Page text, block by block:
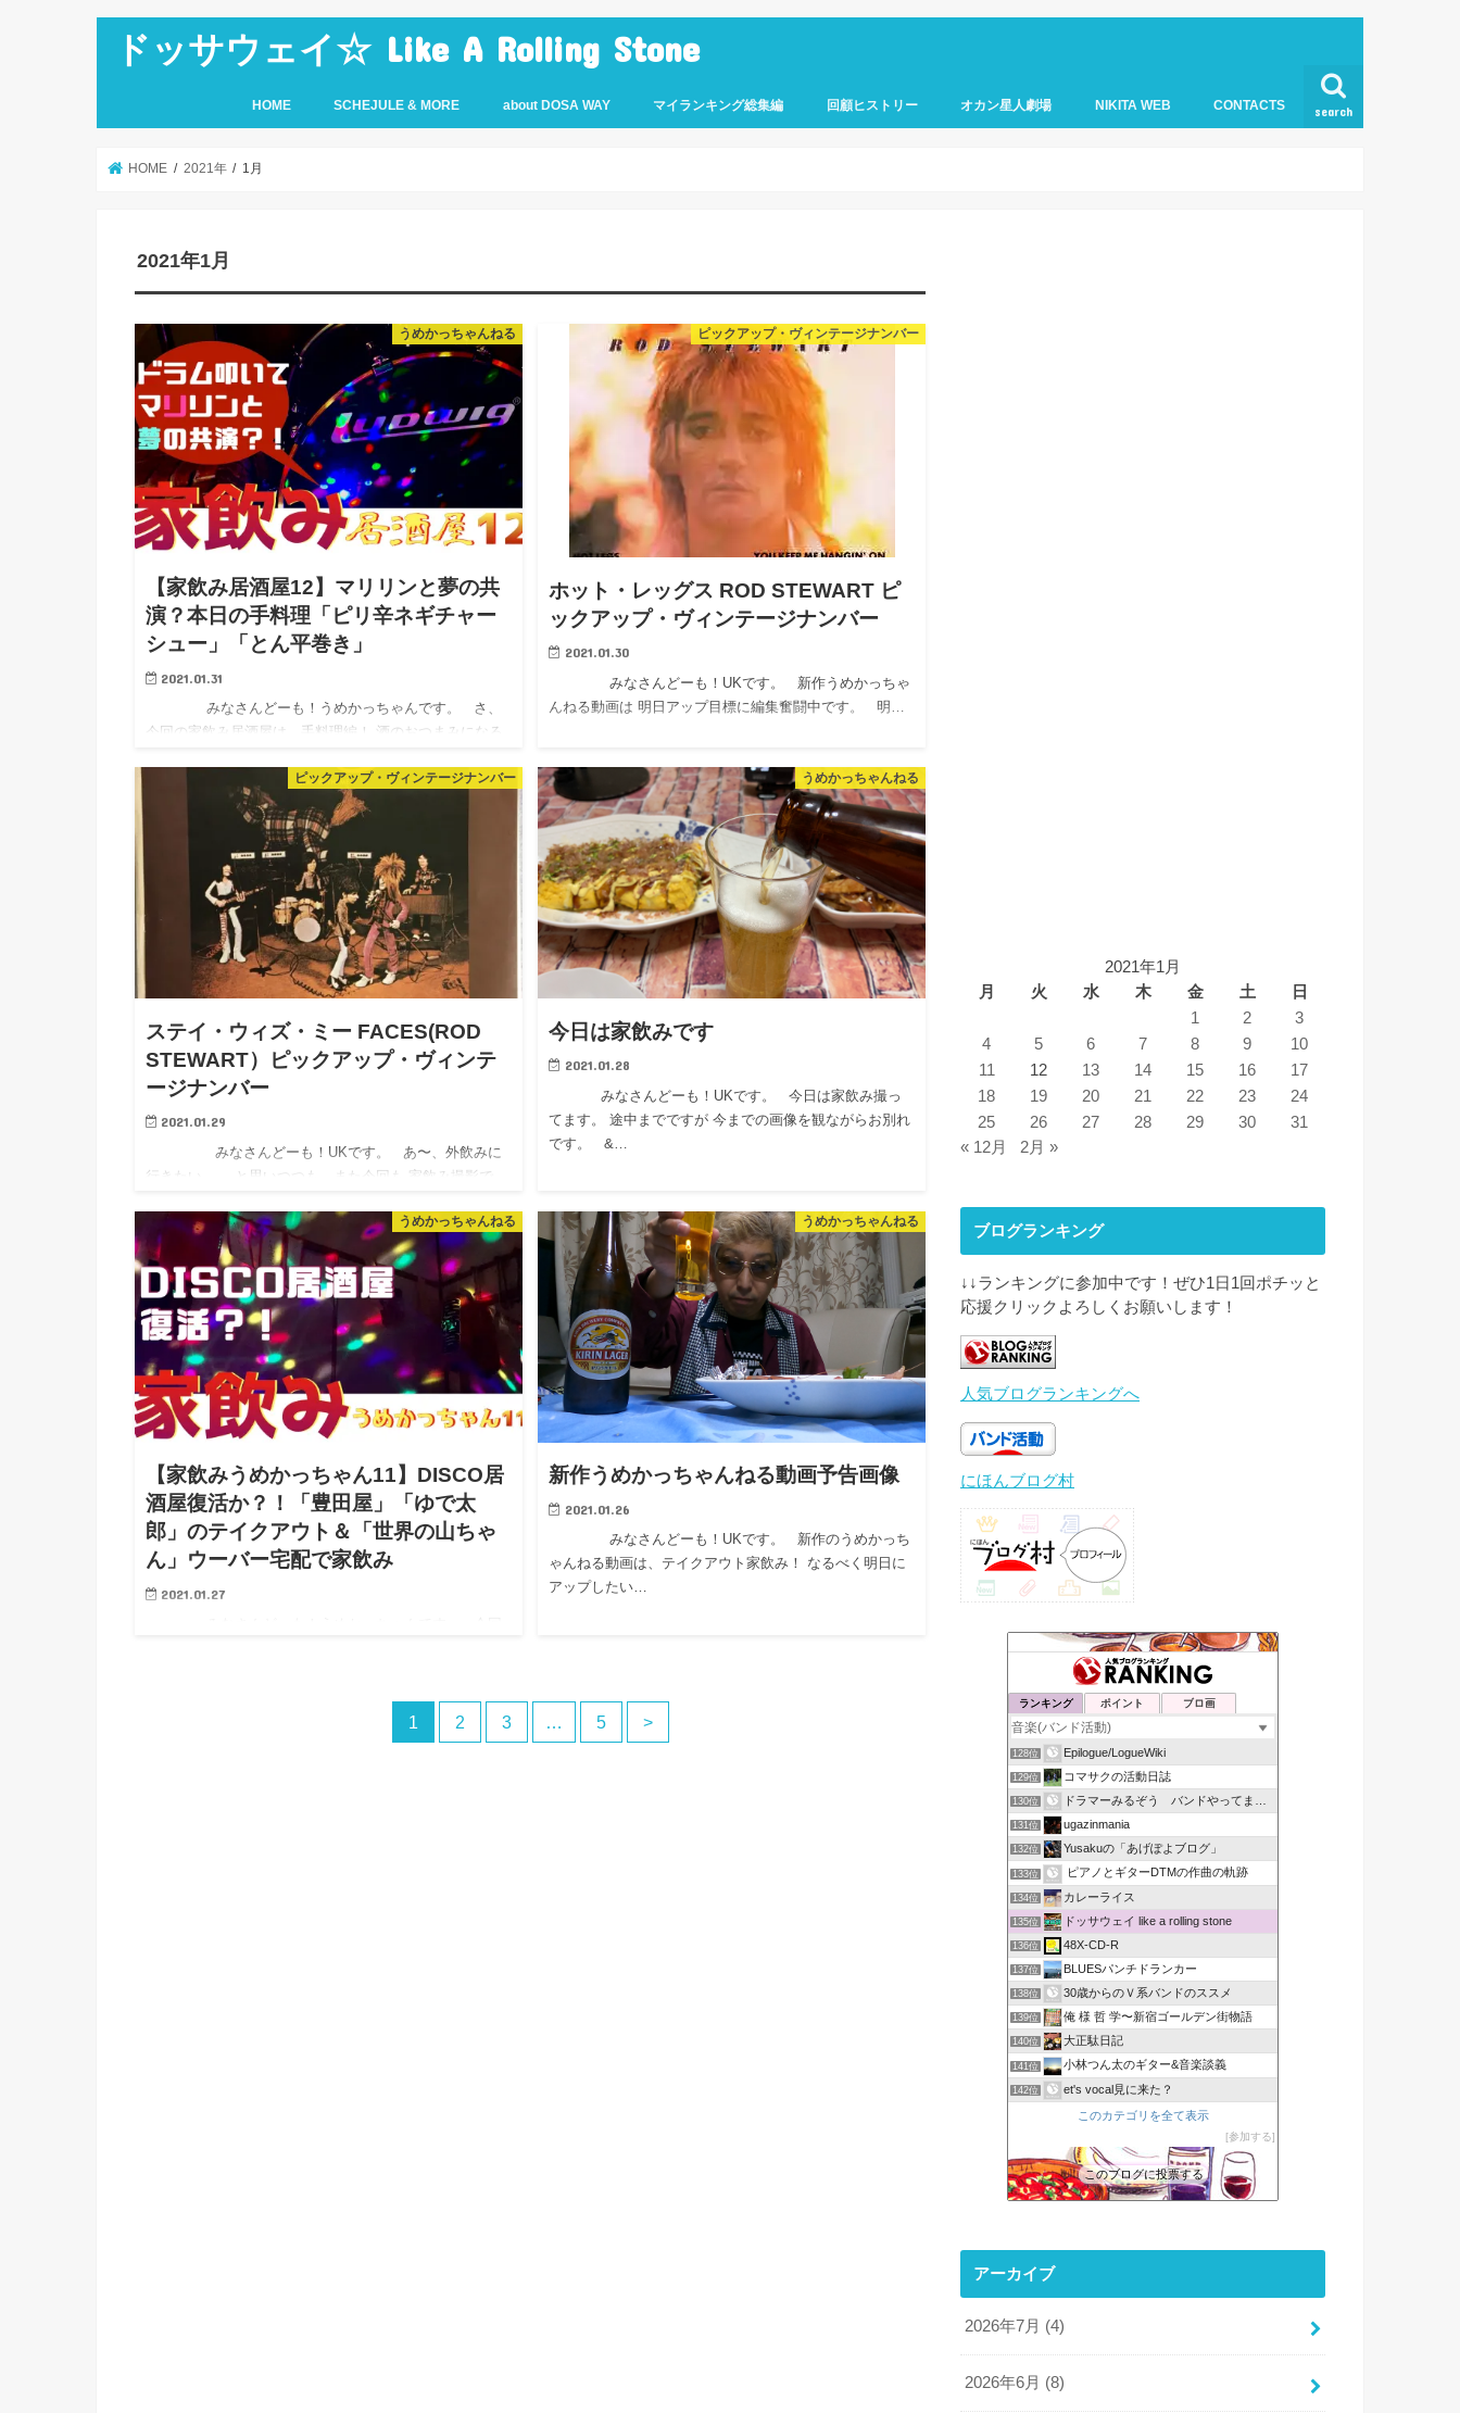
ドッサウェイ☆ Like A Rolling Stone
search
HOME SCHEJULE & MORE about DOSA WAY マイランキング総集編 回顧ヒストリー オカン星人劇場 NIKITA WEB CONTACTS
HOME 2021年 1月
2021年1月
うめかっちゃんねる
【家飲み居酒屋12】マリリンと夢の共
演？本日の手料理「ピリ辛ネギチャー
シュー」「とん平巻き」
2021.01.31
みなさんどーも！うめかっちゃんです。 さ、
今回の家飲み居酒屋は、手料理編！ 酒のおつまみになる
ピックアップ・ヴィンテージナンバー
ホット・レッグス ROD STEWART ピ
ックアップ・ヴィンテージナンバー
2021.01.30
みなさんどーも！UKです。 新作うめかっちゃ
んねる動画は 明日アップ目標に編集奮闘中です。 明…
ピックアップ・ヴィンテージナンバー
ステイ・ウィズ・ミー FACES(ROD
STEWART）ピックアップ・ヴィンテ
ージナンバー
2021.01.29
みなさんどーも！UKです。 あ〜、外飲みに
行きたい。。 と思いつつも、また今回も 家飲み撮影で…
うめかっちゃんねる
今日は家飲みです
2021.01.28
みなさんどーも！UKです。 今日は家飲み撮っ
てます。 途中までですが 今までの画像を観ながらお別れ
です。 &…
うめかっちゃんねる
【家飲みうめかっちゃん11】DISCO居
酒屋復活か？！「豊田屋」「ゆで太
郎」のテイクアウト＆「世界の山ちゃ
ん」ウーバー宅配で家飲み
2021.01.27
うめかっちゃんねる
新作うめかっちゃんねる動画予告画像
2021.01.26
みなさんどーも！UKです。 新作のうめかっち
ゃんねる動画は、テイクアウト家飲み！ なるべく明日に
アップしたい…
1 2 3 … 5 >
2021年1月
月
火 水 木 金 土
日
1
2
3
4
5 6 7 8 9
10
11
12 13 14 15 16
17
18
19 20 21 22 23
24
25
26 27 28 29 30
31
« 12月
2月 »
ブログランキング
↓↓ランキングに参加中です！ぜひ1日1回ポチッと
応援クリックよろしくお願いします！
人気ブログランキングへ
にほんブログ村
ランキング ポイント ブロ画
128位 Epilogue/LogueWiki
129位 コマサクの活動日誌
130位 ドラマーみるぞう バンドやってまするぅ
131位 ugazinmania
132位 Yusakuの「あげぽよブログ」
133位 ピアノとギターDTMの作曲の軌跡
134位 カレーライス
135位 ドッサウェイ like a rolling stone
136位 48X-CD-R
137位 BLUESパンチドランカー
138位 30歳からのＶ系バンドのススメ
139位 俺 様 哲 学〜新宿ゴールデン街物語
140位 大正駄日記
141位 小林つん太のギター&音楽談義
142位 et's vocal見に来た？
このカテゴリを全て表示
参加する
このブログに投票する
アーカイブ
2026年7月 (4)
2026年6月 (8)